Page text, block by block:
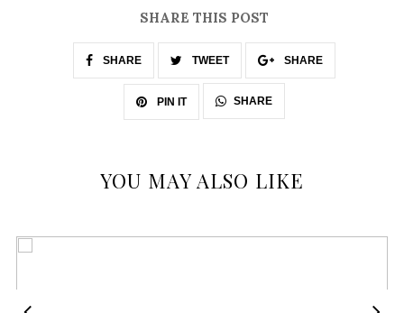
SHARE THIS POST
SHARE TWEET SHARE
PIN IT SHARE
YOU MAY ALSO LIKE